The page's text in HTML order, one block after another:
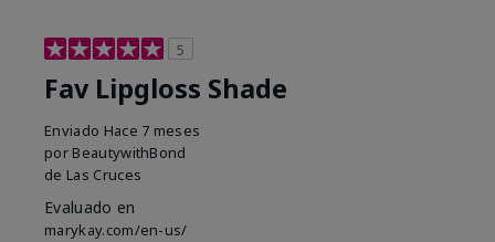
5
Fav Lipgloss Shade
Enviado Hace 7 meses
por BeautywithBond
de Las Cruces
Evaluado en
marykay.com/en-us/